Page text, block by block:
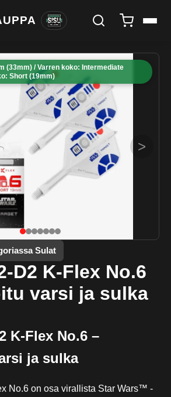
(33mm) / Varren koko: Intermediate
Short (19mm)
>
Sulat
D2 K-Flex No.6
varsi ja sulka
K-Flex No.6 –
ja sulka
No.6 on osa virallista Star Wars™ -